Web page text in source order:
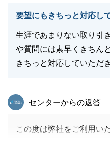
要望にもきちっと対応し
生涯であまりない取り引
や質問には素早くきちん
きちっと対応していただ
東急リバブル
センターからの返答
この度は弊社をご利用い